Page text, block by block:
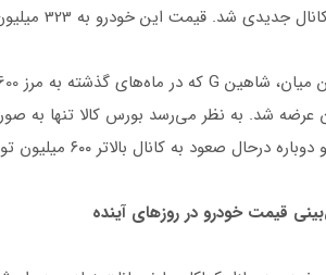
جدیدی شد. قیمت این خودرو به 323 میلیون تومان رسید.
عرضه شد. به نظر می‌رسد بورس کالا تنها به
درحال صعود به کانال بالاتر ۶۰۰ میلیون تومان است.
قیمت خودرو در روزهای آینده